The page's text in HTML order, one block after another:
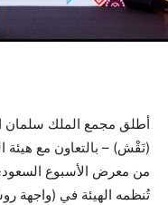
أطلق مجمع الملك سلمان
(نَقْش) – بالتعاون مع هيئة
من معرض الأسبوع